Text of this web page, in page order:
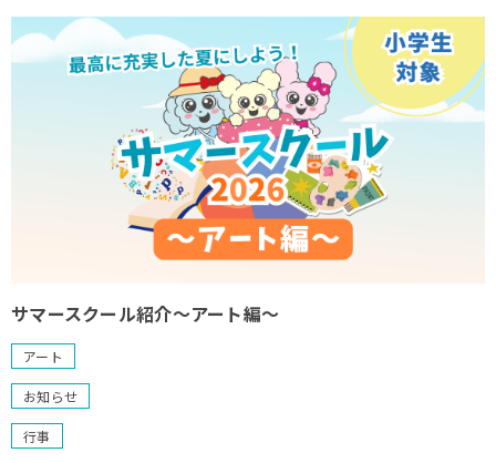
お問い合わせはこちら
TEL.03-6459-5760
平日10:00～12:30/13:30～18:00
サマースクール紹介～アート編～
アート
お知らせ
行事